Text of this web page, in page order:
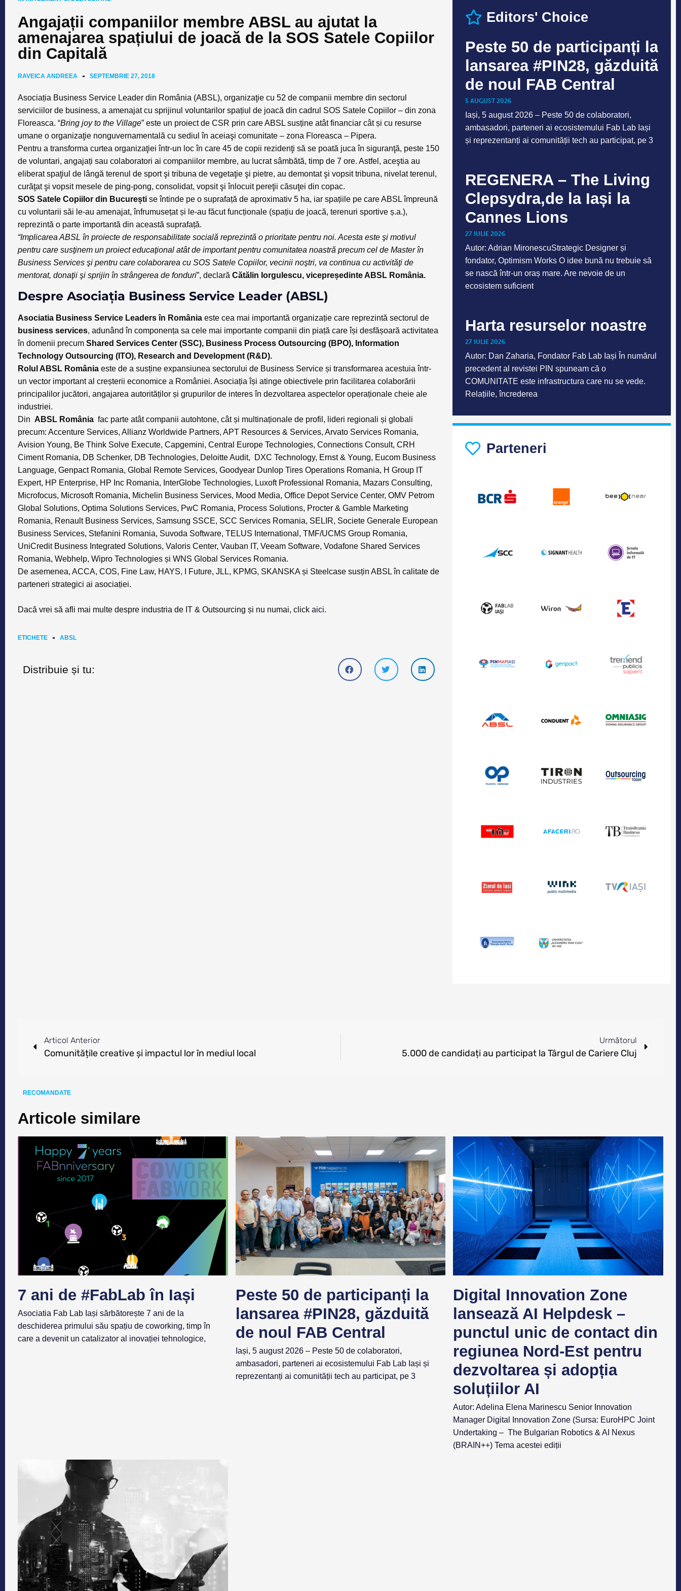
Angajații companiilor membre ABSL au ajutat la
amenajarea spațiului de joacă de la SOS Satele Copiilor
din Capitală
RAVEICA ANDREEA SEPTEMBRIE 27, 2018
Asociația Business Service Leader din România (ABSL), organizaţie cu 52 de companii membre din sectorul
serviciilor de business, a amenajat cu sprijinul voluntarilor spațiul de joacă din cadrul SOS Satele Copiilor – din zona
Floreasca. “Bring joy to the Village” este un proiect de CSR prin care ABSL susține atât financiar cât și cu resurse
umane o organizaţie nonguvernamentală cu sediul în aceiaşi comunitate – zona Floreasca – Pipera.
Pentru a transforma curtea organizaţiei într-un loc în care 45 de copii rezidenţi să se poată juca în siguranţă, peste 150
de voluntari, angajați sau colaboratori ai companiilor membre, au lucrat sâmbătă, timp de 7 ore. Astfel, aceştia au
eliberat spaţiul de lângă terenul de sport şi tribuna de vegetaţie şi pietre, au demontat şi vopsit tribuna, nivelat terenul,
curăţat şi vopsit mesele de ping-pong, consolidat, vopsit şi înlocuit pereţii căsuţei din copac.
SOS Satele Copiilor din București se întinde pe o suprafață de aproximativ 5 ha, iar spațiile pe care ABSL împreună
cu voluntarii săi le-au amenajat, înfrumusețat și le-au făcut funcționale (spațiu de joacă, terenuri sportive ș.a.),
reprezintă o parte importantă din această suprafață.
“Implicarea ABSL în proiecte de responsabilitate socială reprezintă o prioritate pentru noi. Acesta este şi motivul
pentru care susţinem un proiect educaţional atât de important pentru comunitatea noastră precum cel de Master în
Business Services şi pentru care colaborarea cu SOS Satele Copiilor, vecinii noştri, va continua cu activităţi de
mentorat, donaţii şi sprijin în strângerea de fonduri”, declară Cătălin Iorgulescu, vicepreședinte ABSL România.
Despre Asociația Business Service Leader (ABSL)
Asociatia Business Service Leaders în România este cea mai importantă organizație care reprezintă sectorul de
business services, adunând în componența sa cele mai importante companii din piață care își desfășoară activitatea
în domenii precum Shared Services Center (SSC), Business Process Outsourcing (BPO), Information
Technology Outsourcing (ITO), Research and Development (R&D).
Rolul ABSL România este de a susține expansiunea sectorului de Business Service și transformarea acestuia într-
un vector important al creșterii economice a României. Asociația își atinge obiectivele prin facilitarea colaborării
principalilor jucători, angajarea autorităților și grupurilor de interes în dezvoltarea aspectelor operaționale cheie ale
industriei.
Din ABSL România fac parte atât companii autohtone, cât și multinaționale de profil, lideri regionali și globali
precum: Accenture Services, Allianz Worldwide Partners, APT Resources & Services, Arvato Services Romania,
Avision Young, Be Think Solve Execute, Capgemini, Central Europe Technologies, Connections Consult, CRH
Ciment Romania, DB Schenker, DB Technologies, Deloitte Audit, DXC Technology, Ernst & Young, Eucom Business
Language, Genpact Romania, Global Remote Services, Goodyear Dunlop Tires Operations Romania, H Group IT
Expert, HP Enterprise, HP Inc Romania, InterGlobe Technologies, Luxoft Professional Romania, Mazars Consulting,
Microfocus, Microsoft Romania, Michelin Business Services, Mood Media, Office Depot Service Center, OMV Petrom
Global Solutions, Optima Solutions Services, PwC Romania, Process Solutions, Procter & Gamble Marketing
Romania, Renault Business Services, Samsung SSCE, SCC Services Romania, SELIR, Societe Generale European
Business Services, Stefanini Romania, Suvoda Software, TELUS International, TMF/UCMS Group Romania,
UniCredit Business Integrated Solutions, Valoris Center, Vauban IT, Veeam Software, Vodafone Shared Services
Romania, Webhelp, Wipro Technologies și WNS Global Services Romania.
De asemenea, ACCA, COS, Fine Law, HAYS, I Future, JLL, KPMG, SKANSKA și Steelcase susțin ABSL în calitate de
parteneri strategici ai asociației.
Dacă vrei să afli mai multe despre industria de IT & Outsourcing și nu numai, click aici.
ETICHETE ABSL
Distribuie și tu:
Editors' Choice
Peste 50 de participanți la
lansarea #PIN28, găzduită
de noul FAB Central
5 AUGUST 2026
Iași, 5 august 2026 – Peste 50 de colaboratori,
ambasadori, parteneri ai ecosistemului Fab Lab Iași
și reprezentanți ai comunității tech au participat, pe 3
REGENERA – The Living
Clepsydra,de la Iași la
Cannes Lions
27 IULIE 2026
Autor: Adrian MironescuStrategic Designer și
fondator, Optimism Works O idee bună nu trebuie să
se nască într-un oraș mare. Are nevoie de un
ecosistem suficient
Harta resurselor noastre
27 IULIE 2026
Autor: Dan Zaharia, Fondator Fab Lab Iași În numărul
precedent al revistei PIN spuneam că o
COMUNITATE este infrastructura care nu se vede.
Relațiile, încrederea
Parteneri
Articol Anterior
Comunitățile creative ș​i impactul lor în mediul local
Următorul
5.000 de candidați au participat la Târgul de Cariere Cluj
RECOMANDATE
Articole similare
7 ani de #FabLab în Iași
Asociatia Fab Lab Iași sărbătorește 7 ani de la
deschiderea primului său spațiu de coworking, timp în
care a devenit un catalizator al inovației tehnologice,
Peste 50 de participanți la
lansarea #PIN28, găzduită
de noul FAB Central
Iași, 5 august 2026 – Peste 50 de colaboratori,
ambasadori, parteneri ai ecosistemului Fab Lab Iași și
reprezentanți ai comunității tech au participat, pe 3
Digital Innovation Zone
lansează AI Helpdesk –
punctul unic de contact din
regiunea Nord-Est pentru
dezvoltarea și adopția
soluțiilor AI
Autor: Adelina Elena Marinescu Senior Innovation
Manager Digital Innovation Zone (Sursa: EuroHPC Joint
Undertaking – The Bulgarian Robotics & AI Nexus
(BRAIN++) Tema acestei ediții